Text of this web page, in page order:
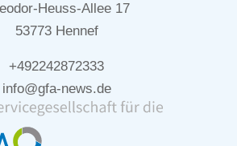
Heuss-Allee 17
53773 Hennef
+492242872333
info@gfa-news.de